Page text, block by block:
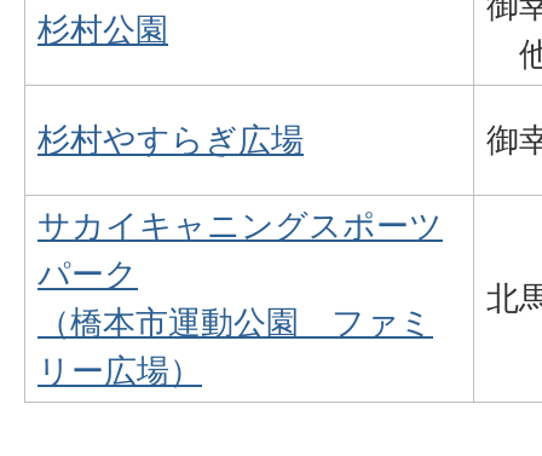
杉村公園
杉村やすらぎ広場 御
サカイキャニングスポーツ
パーク
（橋本市運動公園 ファミ
リー広場）
北